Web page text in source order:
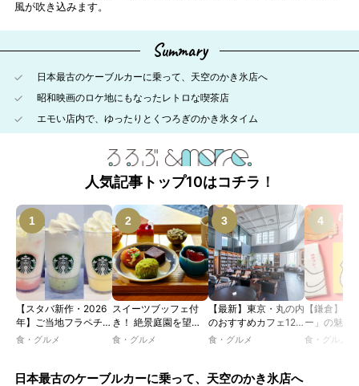
風が吹き込みます。
Summary
日本最古のケーブルカーに乗って、天空のかき氷店へ
昭和映画のロケ地にもなったレトロな喫茶店
エモい店内で、ゆったりとくつろぎのかき氷タイム
人気記事トップ10はコチラ！
【スタバ新作・2026
年】ご当地フラペチー
ノが新登場！ 地域と
JIMOTO
食・グルメ
スイーツブッフェ付
き！ 絶景庭園を望む
ホテルレストランで味
ツトレンドVol.105】
食・グルメ
【最新】東京・丸の内
のおすすめカフェ12
選｜ひとりでゆったり
るカフェ、優雅なホテ
食・グルメ
【鎌倉】「
ー」の魅力
説！ 定番商
食・グルメ
日本最古のケーブルカーに乗って、天空のかき氷店へ